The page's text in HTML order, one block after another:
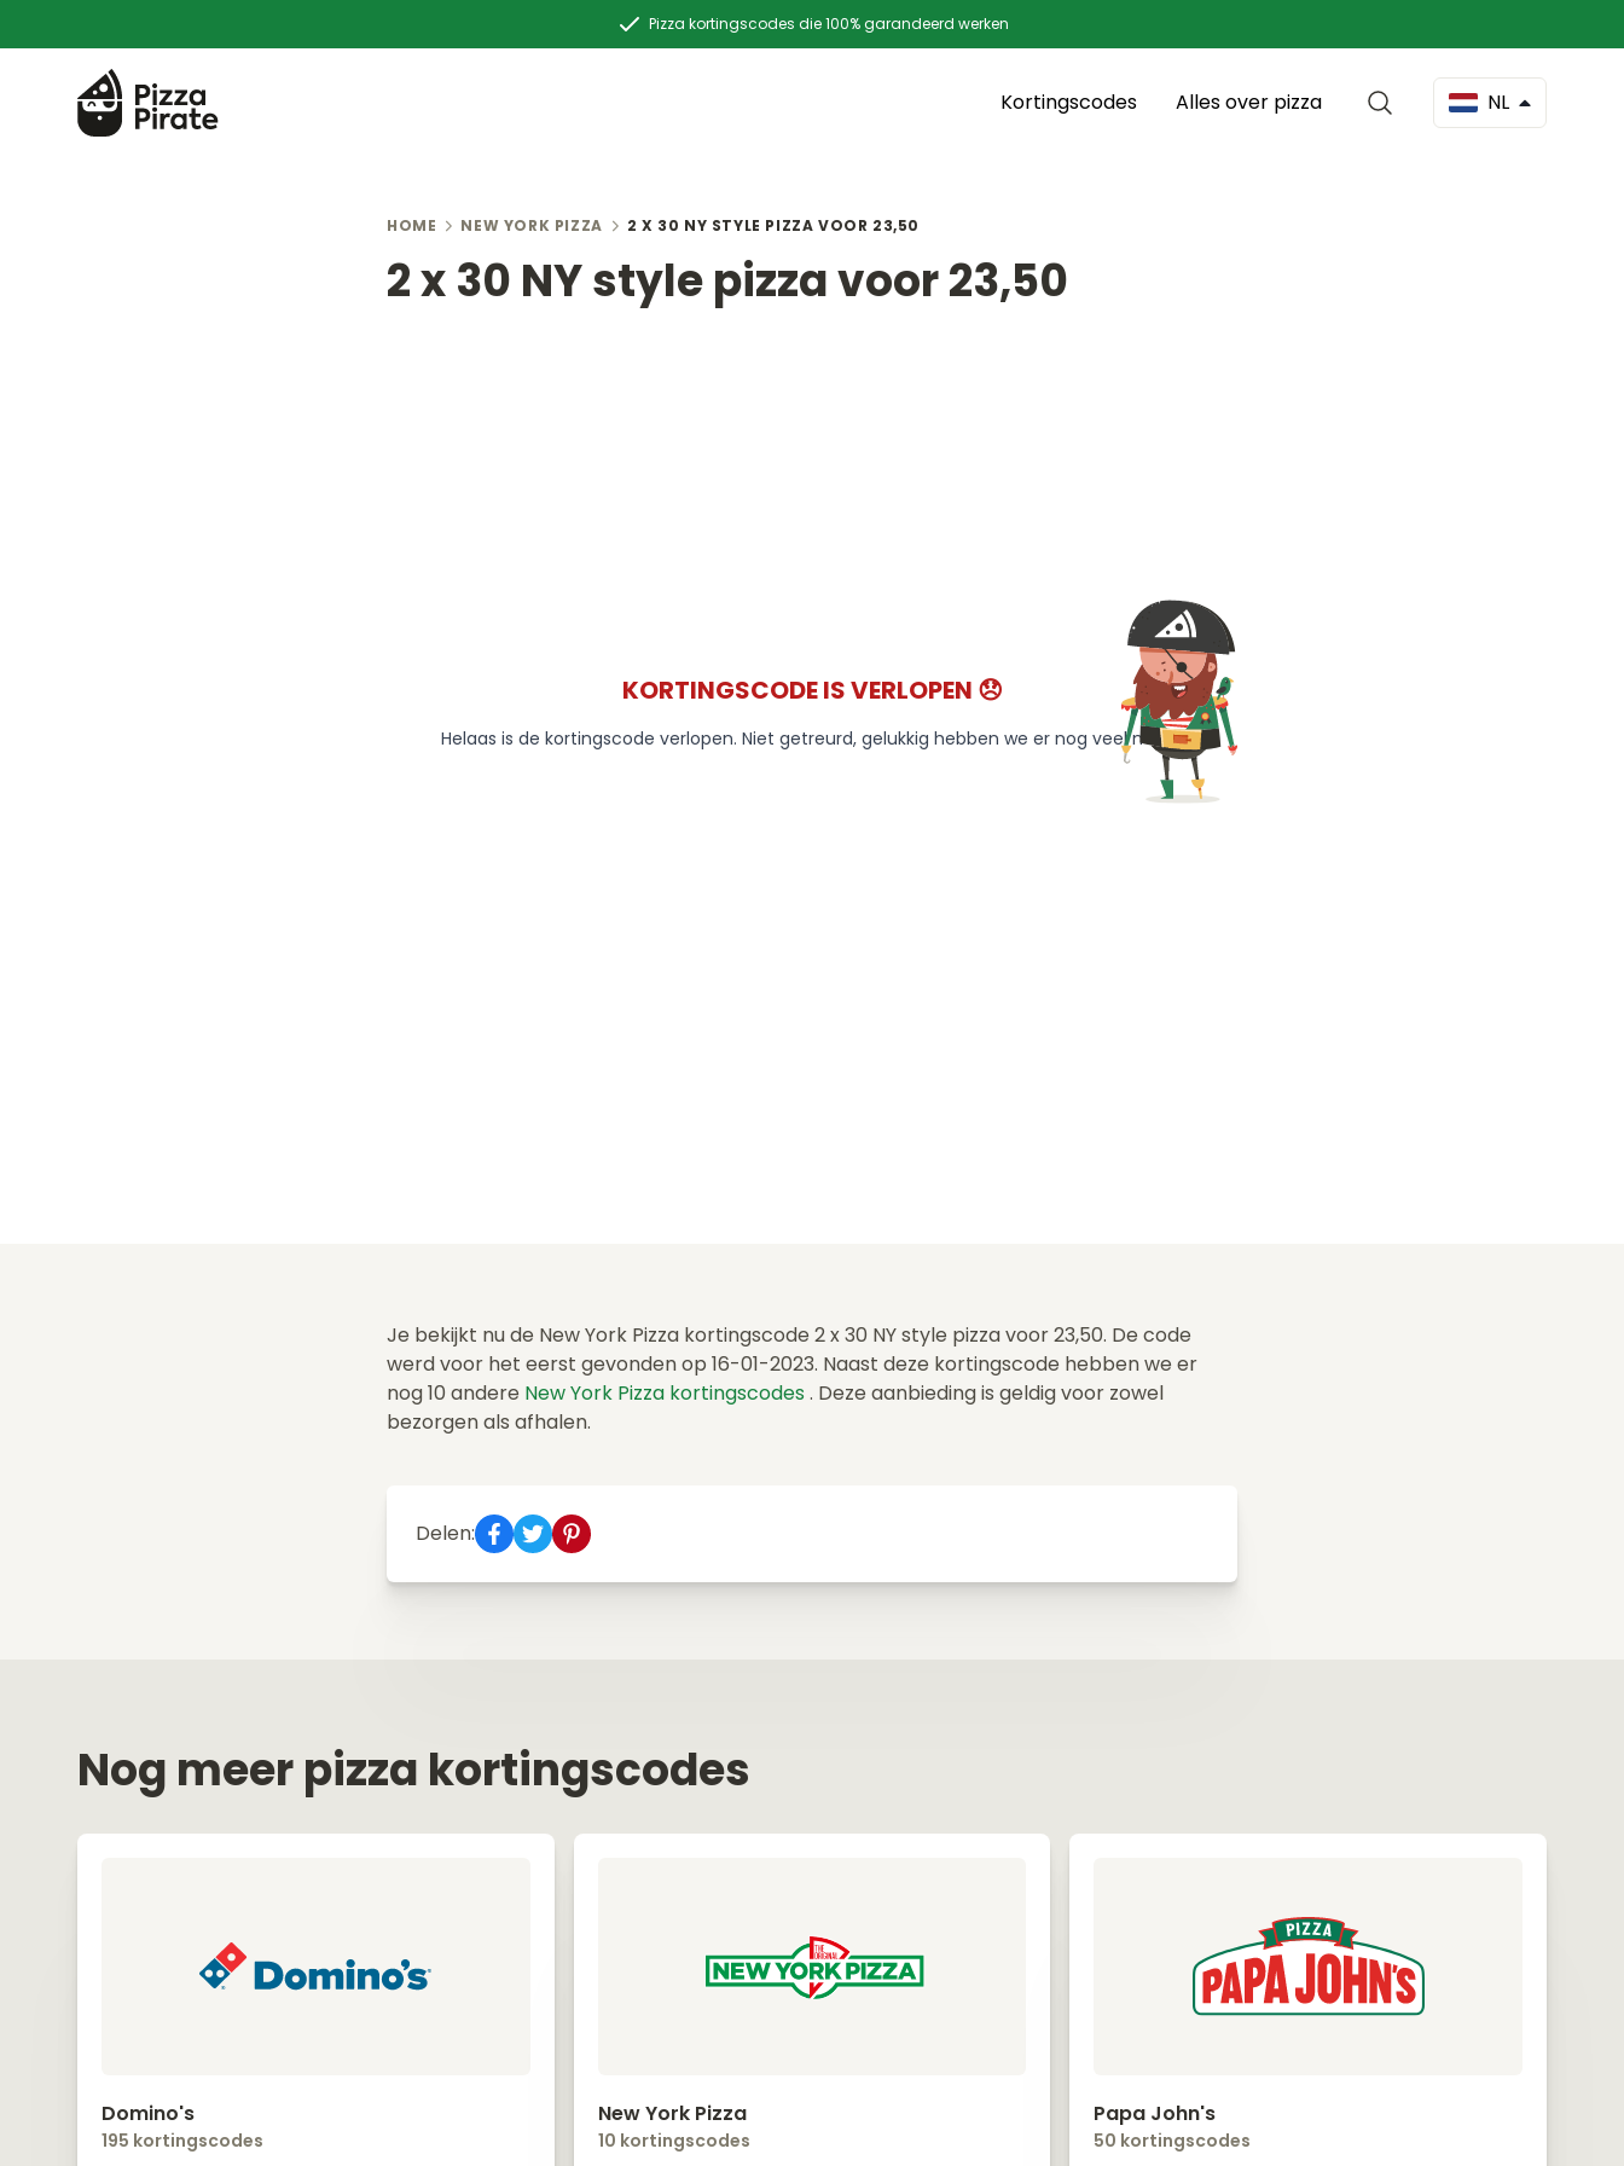
Pizza kortingscodes die 100% garandeerd werken
Kortingscodes Alles over pizza NL
HOME NEW YORK PIZZA 2 X 30 NY STYLE PIZZA VOOR 23,50
2 x 30 NY style pizza voor 23,50
KORTINGSCODE IS VERLOPEN 😞
Helaas is de kortingscode verlopen. Niet getreurd, gelukkig hebben we er nog veel meer!
Je bekijkt nu de New York Pizza kortingscode 2 x 30 NY style pizza voor 23,50. De code
werd voor het eerst gevonden op 16-01-2023. Naast deze kortingscode hebben we er
nog 10 andere New York Pizza kortingscodes . Deze aanbieding is geldig voor zowel
bezorgen als afhalen.
Delen:
Nog meer pizza kortingscodes
Domino's
195 kortingscodes
New York Pizza
10 kortingscodes
Papa John's
50 kortingscodes